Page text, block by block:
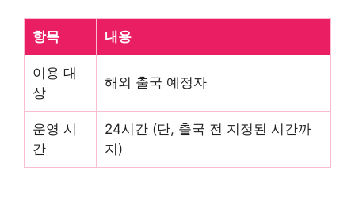
항목 내용
이용 대
상
해외 출국 예정자
운영 시
간
24시간 (단, 출국 전 지정된 시간까
지)